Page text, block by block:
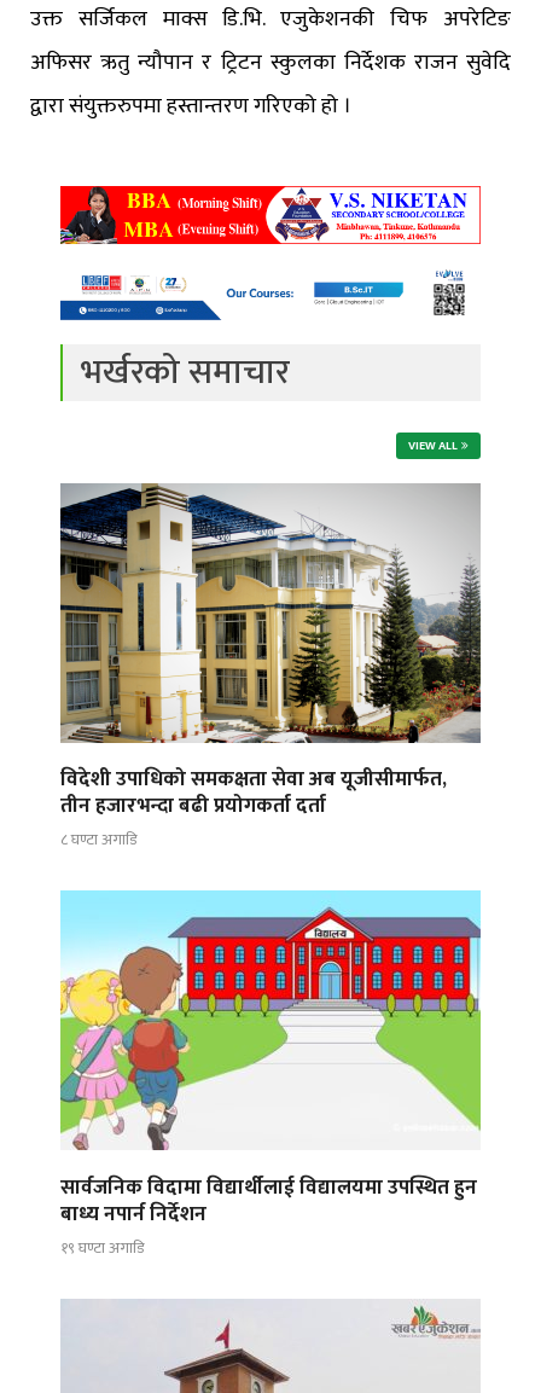
उक्त सर्जिकल माक्स डि.भि. एजुकेशनकी चिफ अपरेटिङ
अफिसर ऋतु न्यौपान र ट्रिटन स्कुलका निर्देशक राजन सुवेदि
द्वारा संयुक्तरुपमा हस्तान्तरण गरिएको हो ।
भर्खरको समाचार
VIEW ALL
विदेशी उपाधिको समकक्षता सेवा अब यूजीसीमार्फत,
तीन हजारभन्दा बढी प्रयोगकर्ता दर्ता
८ घण्टा अगाडि
सार्वजनिक विदामा विद्यार्थीलाई विद्यालयमा उपस्थित हुन
बाध्य नपार्न निर्देशन
१९ घण्टा अगाडि